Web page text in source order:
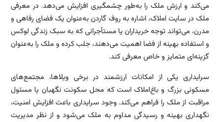
می‌کند و ارزش ملک را به‌طور چشمگیری افزایش می‌دهد. در معرفی
ملک در سایت املاک، اشاره به روف گاردن به‌عنوان یک فضای رفاهی و
مدرن، می‌تواند توجه خریداران یا مستأجرانی که به سبک زندگی لوکس
و استفاده بهینه از فضا اهمیت می‌دهند، جلب کرده و ملک را به‌عنوان
گزینه‌ای متمایز و خاص معرفی کند.
سرایداری یکی از امکانات ارزشمند در برخی ویلاها، مجتمع‌های
مسکونی بزرگ و باغ‌املاک است که محل سکونت نگهبان یا مسئول
مراقبت از ملک را فراهم می‌کند. وجود سرایداری باعث افزایش امنیت،
نگهداری بهینه و رسیدگی مداوم به ملک می‌شود و از نظر مدیریت